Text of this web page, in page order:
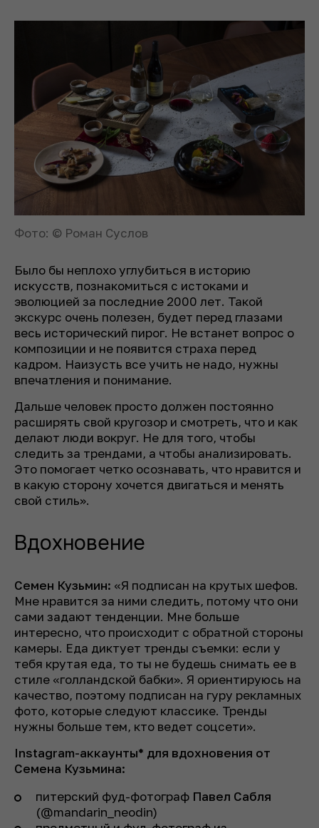
Фото: © Роман Суслов
Было бы неплохо углубиться в историю
искусств, познакомиться с истоками и
эволюцией за последние 2000 лет. Такой
экскурс очень полезен, будет перед глазами
весь исторический пирог. Не встанет вопрос о
композиции и не появится страха перед
кадром. Наизусть все учить не надо, нужны
впечатления и понимание.
Дальше человек просто должен постоянно
расширять свой кругозор и смотреть, что и как
делают люди вокруг. Не для того, чтобы
следить за трендами, а чтобы анализировать.
Это помогает четко осознавать, что нравится и
в какую сторону хочется двигаться и менять
свой стиль».
Вдохновение
Семен Кузьмин: «Я подписан на крутых шефов.
Мне нравится за ними следить, потому что они
сами задают тенденции. Мне больше
интересно, что происходит с обратной стороны
камеры. Еда диктует тренды съемки: если у
тебя крутая еда, то ты не будешь снимать ее в
стиле «голландской бабки». Я ориентируюсь на
качество, поэтому подписан на гуру рекламных
фото, которые следуют классике. Тренды
нужны больше тем, кто ведет соцсети».
Instagram-аккаунты* для вдохновения от
Семена Кузьмина:
питерский фуд-фотограф Павел Сабля
(@mandarin_neodin)